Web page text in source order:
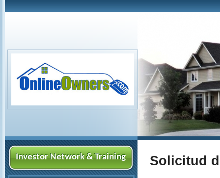
Investor Network & Training Solicitud